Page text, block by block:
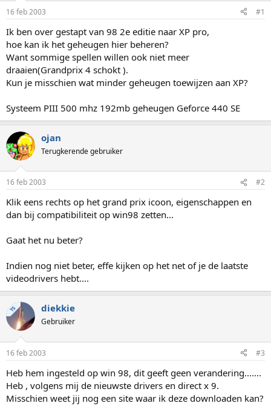
p
s
t
a
r
t
e
r
m
16 feb 2003 #1
Ik ben over gestapt van 98 2e editie naar XP pro,
hoe kan ik het geheugen hier beheren?
Want sommige spellen willen ook niet meer
draaien(Grandprix 4 schokt ).
Kun je misschien wat minder geheugen toewijzen aan XP?
Systeem PIII 500 mhz 192mb geheugen Geforce 440 SE
ojan
Terugkerende gebruiker
16 feb 2003 #2
Klik eens rechts op het grand prix icoon, eigenschappen en
dan bij compatibiliteit op win98 zetten...
Gaat het nu beter?
Indien nog niet beter, effe kijken op het net of je de laatste
videodrivers hebt....
TS diekkie
Gebruiker
16 feb 2003 #3
Heb hem ingesteld op win 98, dit geeft geen verandering.......
Heb , volgens mij de nieuwste drivers en direct x 9.
Misschien weet jij nog een site waar ik deze downloaden kan?